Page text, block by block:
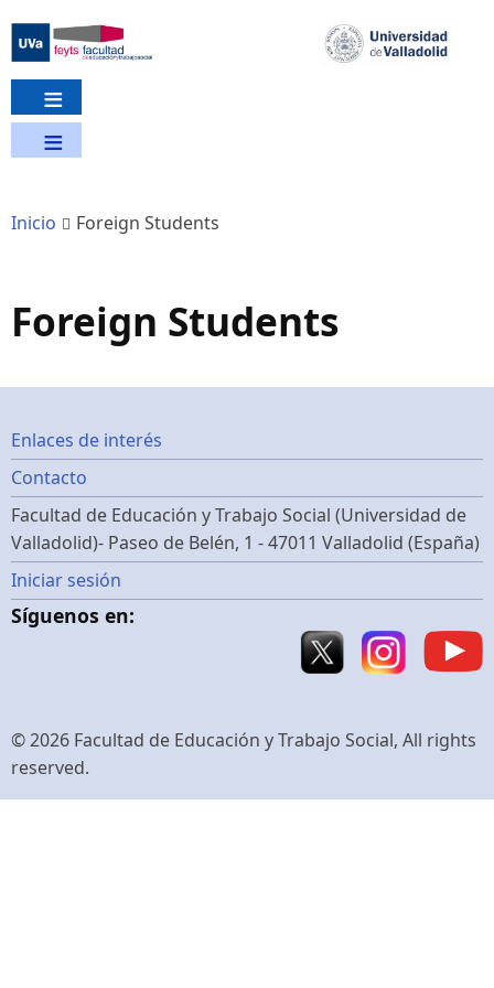
contenido
principal
Inicio Foreign Students
Foreign Students
Footer
menu
Enlaces de interés
Contacto
Facultad de Educación y Trabajo Social (Universidad de
Valladolid)- Paseo de Belén, 1 - 47011 Valladolid (España)
Menú
de
de
usuario
Iniciar sesión
Síguenos en:
© 2026 Facultad de Educación y Trabajo Social, All rights
reserved.